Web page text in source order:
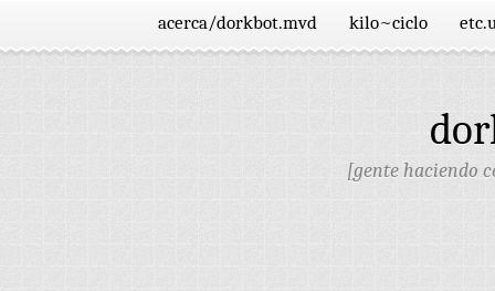
acerca/dorkbot.mvd kilo~ciclo
[gente haciendo